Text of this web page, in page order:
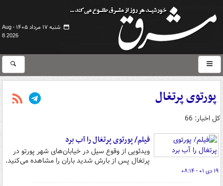
شنبه ۱۷ مرداد ۱۴۰۵ -
Aug
8 2026
پورتوی پرتغال
کل اخبار: 66
فیلم/ پورتوی پرتغال را آب برد
ویدئویی از وقوع سیل در خیابان‌های شهر پورتو در
پرتغال پس از بارش شدید باران را مشاهده می‌کنید.
۱۹ دی ۰۱ - ۰۸:۱۴